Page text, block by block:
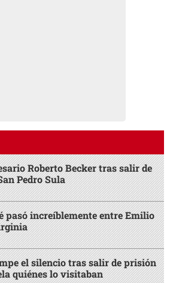
Roberto Becker tras salir de
Pedro Sula
pasó increíblemente entre Emilio
el silencio tras salir de prisión
quiénes lo visitaban